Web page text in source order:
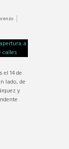
14 de
lado, de
y